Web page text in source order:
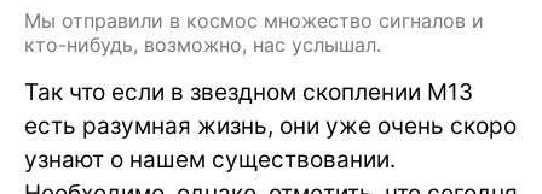
Мы отправили в космос множество сигналов и
кто-нибудь, возможно, нас услышал.
Так что если в звездном скоплении М13
есть разумная жизнь, они уже очень скоро
узнают о нашем существовании.